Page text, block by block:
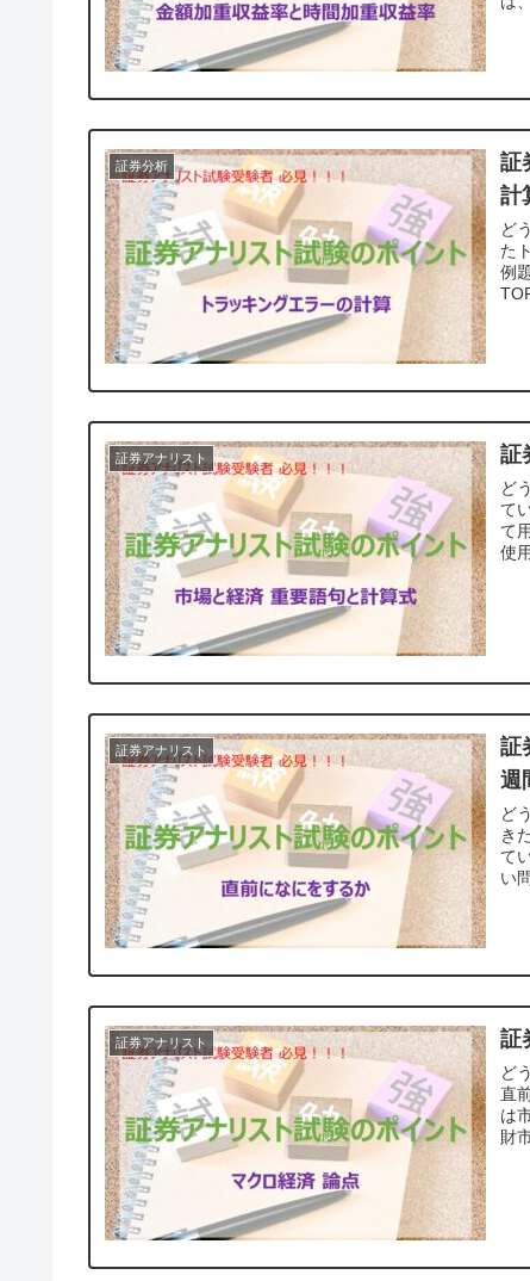
証券分析
証
計
ど
た
例
証券アナリスト 証
ど
て
て
使
証券アナリスト
証
週
ど
き
て
い
証券アナリスト 証
ど
直
は
財